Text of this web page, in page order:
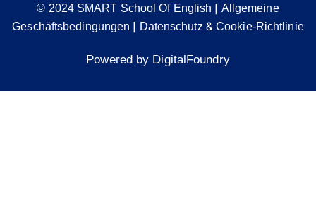
© 2024 SMART School Of English
Allgemeine
Geschäftsbedingungen
Datenschutz&Cookie-Richtlinie
Powered by DigitalFoundry